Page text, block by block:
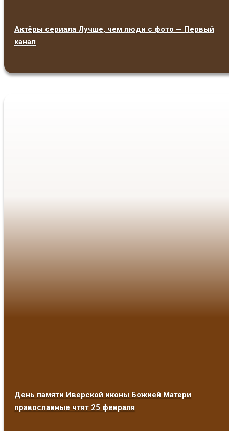
Актёры сериала Лучше, чем люди с фото — Первый
канал
День памяти Иверской иконы Божией Матери
православные чтят 25 февраля